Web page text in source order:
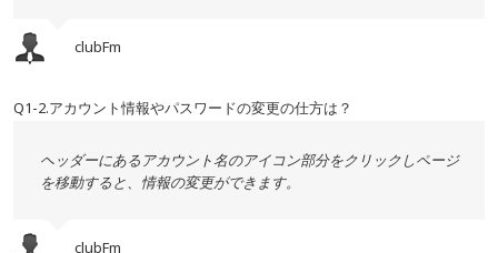
clubFm
Q1-2.アカウント情報やパスワードの変更の仕方は？
ヘッダーにあるアカウント名のアイコン部分をクリックしページ
を移動すると、情報の変更ができます。
clubFm